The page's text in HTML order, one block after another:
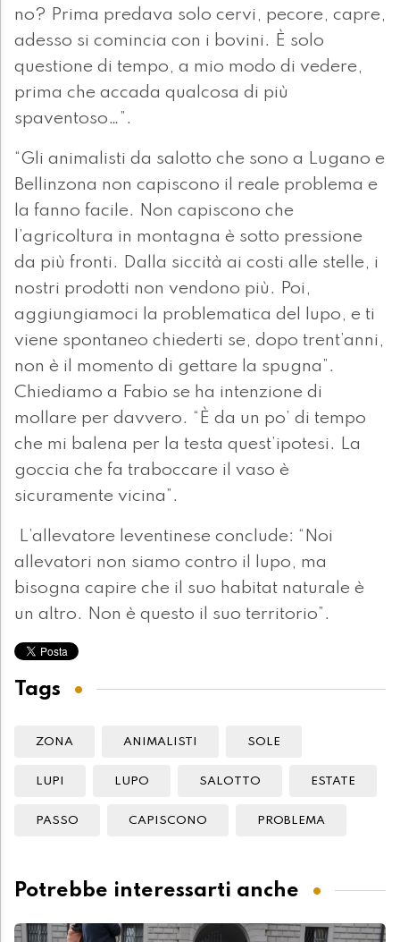
no? Prima predava solo cervi, pecore, capre,
adesso si comincia con i bovini. È solo
questione di tempo, a mio modo di vedere,
prima che accada qualcosa di più
spaventoso…”.
“Gli animalisti da salotto che sono a Lugano e
Bellinzona non capiscono il reale problema e
la fanno facile. Non capiscono che
l’agricoltura in montagna è sotto pressione
da più fronti. Dalla siccità ai costi alle stelle, i
nostri prodotti non vendono più. Poi,
aggiungiamoci la problematica del lupo, e ti
viene spontaneo chiederti se, dopo trent’anni,
non è il momento di gettare la spugna”.
Chiediamo a Fabio se ha intenzione di
mollare per davvero. “È da un po’ di tempo
che mi balena per la testa quest’ipotesi. La
goccia che fa traboccare il vaso è
sicuramente vicina”.
L’allevatore leventinese conclude: “Noi
allevatori non siamo contro il lupo, ma
bisogna capire che il suo habitat naturale è
un altro. Non è questo il suo territorio”.
Tags
ZONA ANIMALISTI SOLE
LUPI LUPO SALOTTO ESTATE
PASSO CAPISCONO PROBLEMA
Potrebbe interessarti anche